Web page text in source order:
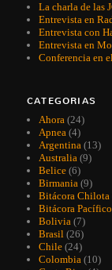
La charla de las
Entrevista en
Entrevista con
Entrevista en
Conferencia en
CATEGORIAS
Ahora (24)
Apnea (4)
Argentina (13)
Australia (9)
Belice (6)
Birmania (9)
Bitácora Chilota
Bitácora Pacífico
Bolivia (7)
Brasil (26)
Chile (24)
Colombia (10)